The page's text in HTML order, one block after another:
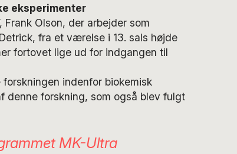
eksperimenter
Frank Olson, der arbejder som
fra et værelse i 13. sals højde
fortovet lige ud for indgangen til
forskningen indenfor biokemisk
denne forskning, som også blev fulgt
MK-Ultra